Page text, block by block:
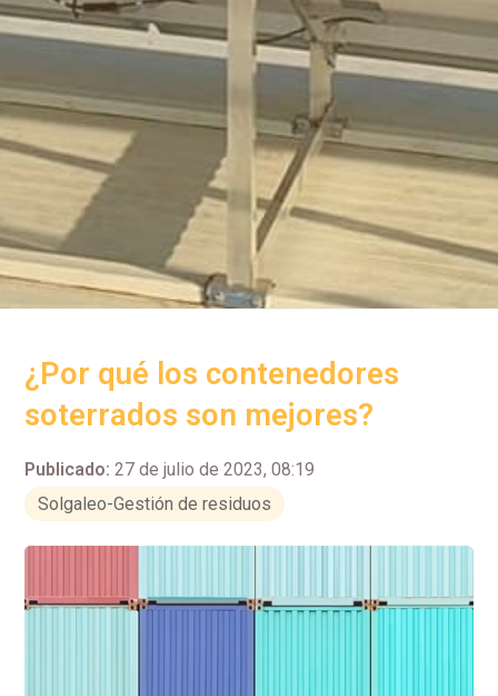
¿Por qué los contenedores
soterrados son mejores?
Publicado: 27 de julio de 2023, 08:19
Solgaleo-Gestión de residuos